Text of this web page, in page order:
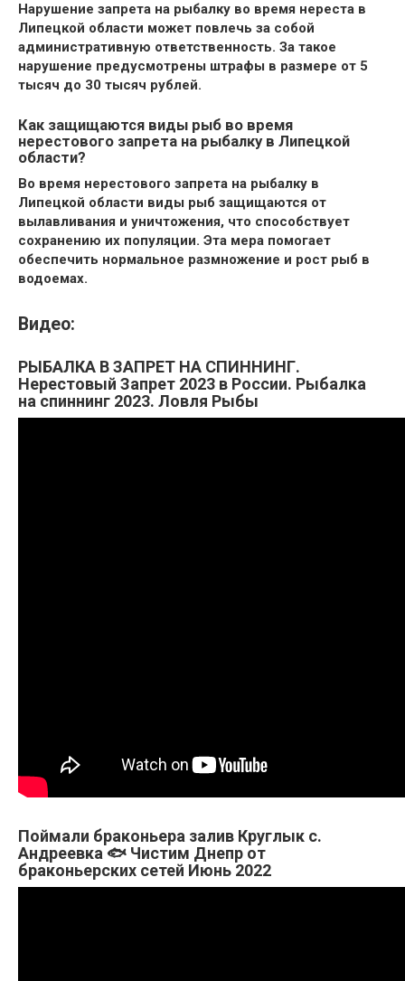
Нарушение запрета на рыбалку во время нереста в
Липецкой области может повлечь за собой
административную ответственность. За такое
нарушение предусмотрены штрафы в размере от 5
тысяч до 30 тысяч рублей.
Как защищаются виды рыб во время
нерестового запрета на рыбалку в Липецкой
области?
Во время нерестового запрета на рыбалку в
Липецкой области виды рыб защищаются от
вылавливания и уничтожения, что способствует
сохранению их популяции. Эта мера помогает
обеспечить нормальное размножение и рост рыб в
водоемах.
Видео:
РЫБАЛКА В ЗАПРЕТ НА СПИННИНГ.
Нерестовый Запрет 2023 в России. Рыбалка
на спиннинг 2023. Ловля Рыбы
Поймали браконьера залив Круглык с.
Андреевка 🐟 Чистим Днепр от
браконьерских сетей Июнь 2022